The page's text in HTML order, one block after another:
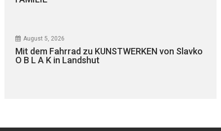
August 5, 2026
Mit dem Fahrrad zu KUNSTWERKEN von Slavko
O B L A K in Landshut